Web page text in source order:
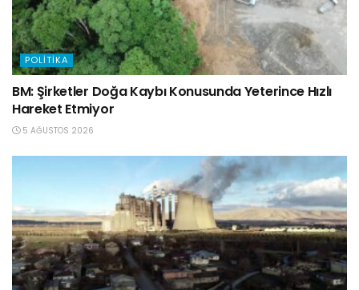
POLITIKA
BM: Şirketler Doğa Kaybı Konusunda Yeterince Hızlı
Hareket Etmiyor
5 AĞUSTOS 2026